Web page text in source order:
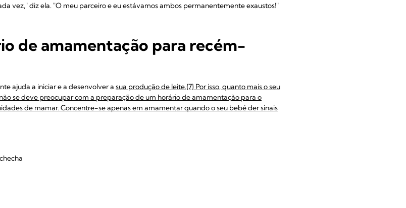
vez," diz ela. "O meu parceiro e eu estávamos ambos permanentemente exaustos!"
de amamentação para recém-
ajuda a iniciar e a desenvolver a sua produção de leite.{7} Por isso, quanto mais o seu
se deve preocupar com a preparação de um horário de amamentação para o
de mamar. Concentre-se apenas em amamentar quando o seu bebé der sinais